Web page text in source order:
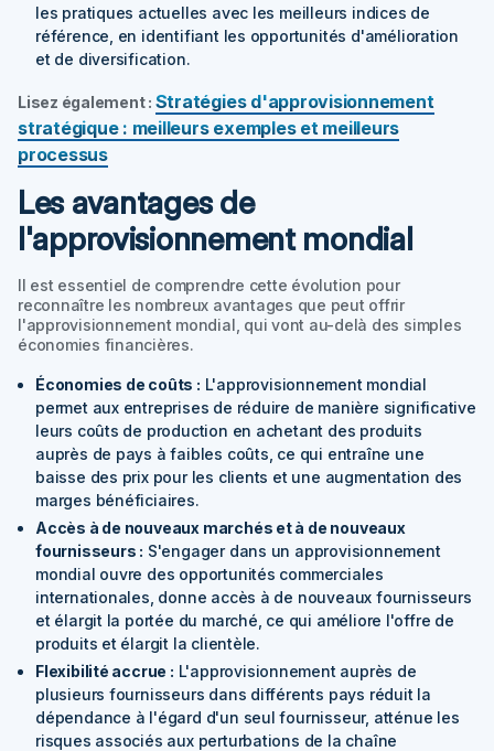
les pratiques actuelles avec les meilleurs indices de
référence, en identifiant les opportunités d'amélioration
et de diversification.
Lisez également : Stratégies d'approvisionnement
stratégique : meilleurs exemples et meilleurs
processus
Les avantages de
l'approvisionnement mondial
Il est essentiel de comprendre cette évolution pour
reconnaître les nombreux avantages que peut offrir
l'approvisionnement mondial, qui vont au-delà des simples
économies financières.
Économies de coûts : L'approvisionnement mondial
permet aux entreprises de réduire de manière significative
leurs coûts de production en achetant des produits
auprès de pays à faibles coûts, ce qui entraîne une
baisse des prix pour les clients et une augmentation des
marges bénéficiaires.
Accès à de nouveaux marchés et à de nouveaux
fournisseurs : S'engager dans un approvisionnement
mondial ouvre des opportunités commerciales
internationales, donne accès à de nouveaux fournisseurs
et élargit la portée du marché, ce qui améliore l'offre de
produits et élargit la clientèle.
Flexibilité accrue : L'approvisionnement auprès de
plusieurs fournisseurs dans différents pays réduit la
dépendance à l'égard d'un seul fournisseur, atténue les
risques associés aux perturbations de la chaîne